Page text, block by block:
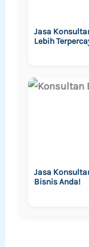
Jasa
Lebih
Jasa
Bisnis Anda!